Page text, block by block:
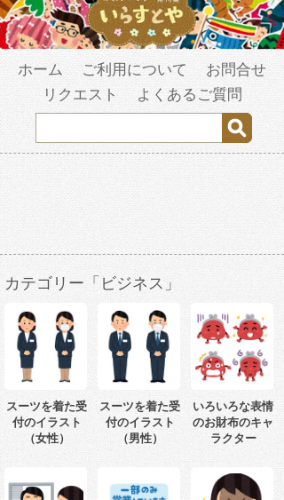
ホーム ご利用について
お問合せ
リクエスト
よくあるご質問
カテゴリー「ビジネス」
スーツを着た受
付のイラスト
（女性）
スーツを着た受
付のイラスト
（男性）
いろいろな表情
のお財布のキャ
ラクター